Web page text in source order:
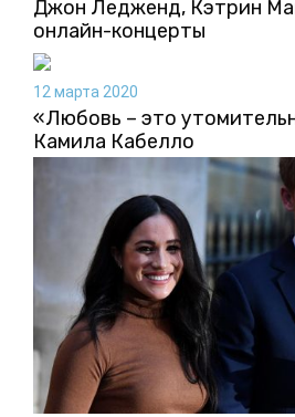
Джон Ледженд, Кэтрин
онлайн-концерты
12 марта 2020
«Любовь – это
Камила Кабелло